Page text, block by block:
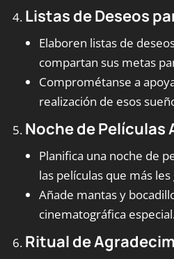
Listas de Deseos
Elaboren listas de
compartan sus metas
Comprométanse a
realización de esos
Noche de Películas
Planifica una noche de
las películas que más
Añade mantas y
cinematográfica
Ritual de